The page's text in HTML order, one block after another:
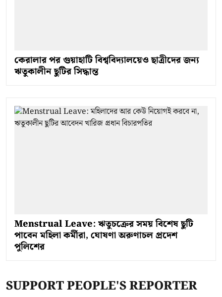
কেরালার পর গুয়াহাটি বিশ্ববিদ্যালয়েও ছাত্রীদের জন্য
ঋতুকালীন ছুটির সিদ্ধান্ত
Menstrual Leave: ঋতুচক্রের সময় বিশেষ ছুটি
পাবেন মহিলা কর্মীরা, ঘোষণা অরুণাচল প্রদেশ
পুলিশের
SUPPORT PEOPLE'S REPORTER